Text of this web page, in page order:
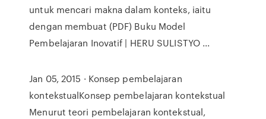
untuk mencari makna dalam konteks, iaitu
dengan membuat (PDF) Buku Model
Pembelajaran Inovatif | HERU SULISTYO ...
Jan 05, 2015 · Konsep pembelajaran
kontekstualKonsep pembelajaran kontekstual
Menurut teori pembelajaran kontekstual,